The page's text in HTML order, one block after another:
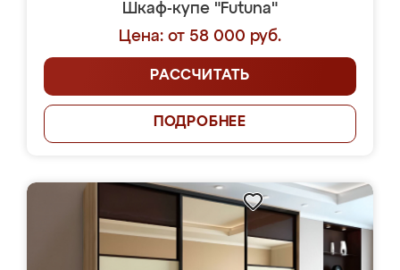
Шкаф-купе "Futuna"
Цена: от 58 000 руб.
РАССЧИТАТЬ
ПОДРОБНЕЕ